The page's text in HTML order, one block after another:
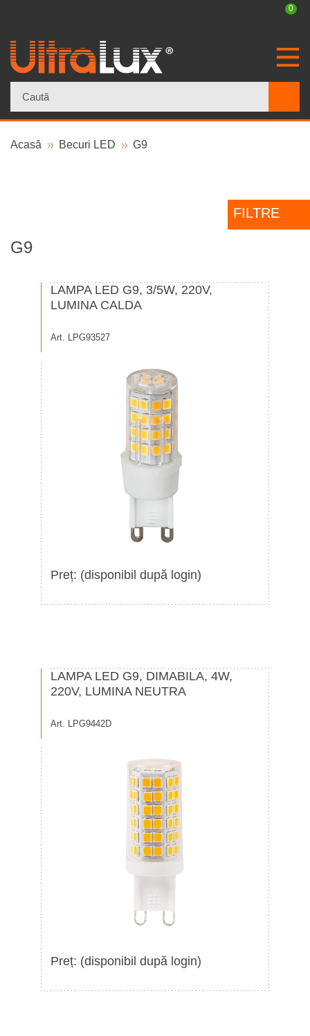
0
Acasă Becuri LED G9
FILTRE
G9
LAMPA LED G9, 3/5W, 220V,
LUMINA CALDA
Art. LPG93527
Preț: (disponibil după login)
LAMPA LED G9, DIMABILA, 4W,
220V, LUMINA NEUTRA
Art. LPG9442D
Preț: (disponibil după login)